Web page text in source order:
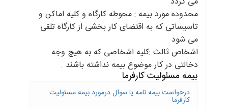
محدوده مورد بیمه : محوطه کارگاه و کلیه اماکن و
تاسیساتی که به اقتضای کار بخشی از کارگاه تلقی
می شود
اشخاص ثالث :کلیه اشخاصی که به هیچ وجه
دخالتی در کار موضوع بیمه نداشته باشند .
بیمه مسئولیت کارفرما
درخواست بیمه نامه یا سوال درمورد بیمه مسئولیت
کارفرما